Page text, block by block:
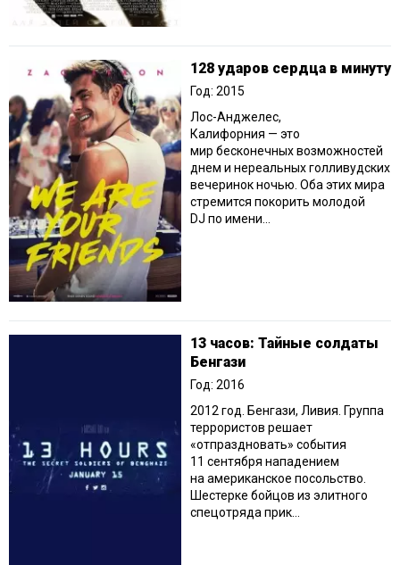
128 ударов сердца в минуту
Год: 2015
Лос-Анджелес,
Калифорния — это
мир бесконечных возможностей
днем и нереальных голливудских
вечеринок ночью. Оба этих мира
стремится покорить молодой
DJ по имени...
13 часов: Тайные солдаты
Бенгази
Год: 2016
2012 год. Бенгази, Ливия. Группа
террористов решает
«отпраздновать» события
11 сентября нападением
на американское посольство.
Шестерке бойцов из элитного
спецотряда прик...